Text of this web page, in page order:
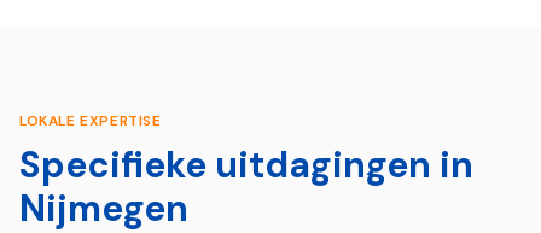
LOKALE EXPERTISE
Specifieke uitdagingen in
Nijmegen